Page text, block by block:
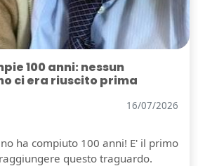
100 anni: nessun
ci era riuscito prima
16/07/2026
ha compiuto 100 anni! E' il primo
questo traguardo.